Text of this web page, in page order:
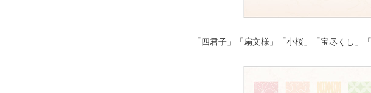
「四君子」「扇文様」「小桜」「宝尽くし」